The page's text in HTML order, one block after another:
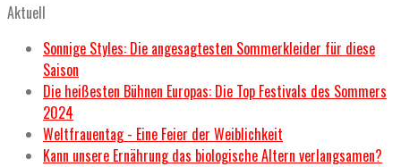
Aktuell
Sonnige Styles: Die angesagtesten Sommerkleider für diese
Saison
Die heißesten Bühnen Europas: Die Top Festivals des Sommers
2024
Weltfrauentag - Eine Feier der Weiblichkeit
Kann unsere Ernährung das biologische Altern verlangsamen?